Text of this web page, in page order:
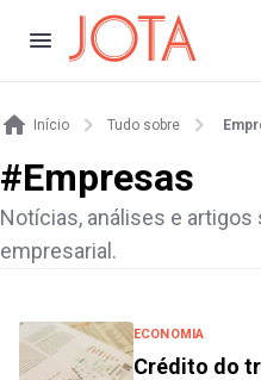
Início Tudo sobre
#Empresas
Notícias, análises e artigos
empresarial.
ECONOMIA
Crédito do